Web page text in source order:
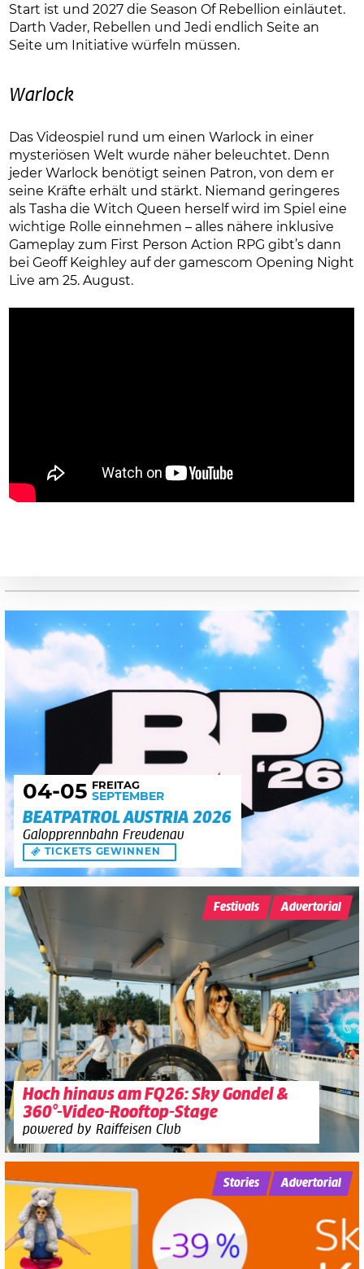
Start ist und 2027 die Season Of Rebellion einläutet.
Darth Vader, Rebellen und Jedi endlich Seite an
Seite um Initiative würfeln müssen.
Warlock
Das Videospiel rund um einen Warlock in einer
mysteriösen Welt wurde näher beleuchtet. Denn
jeder Warlock benötigt seinen Patron, von dem er
seine Kräfte erhält und stärkt. Niemand geringeres
als Tasha die Witch Queen herself wird im Spiel eine
wichtige Rolle einnehmen – alles nähere inklusive
Gameplay zum First Person Action RPG gibt’s dann
bei Geoff Keighley auf der gamescom Opening Night
Live am 25. August.
04-05 FREITAG
SEPTEMBER
BEATPATROL AUSTRIA 2026
Galopprennbahn Freudenau
TICKETS GEWINNEN
Hoch hinaus am FQ26: Sky Gondel &
360°-Video-Rooftop-Stage
powered by Raiffeisen Club
Festivals Advertorial
Stories Advertorial